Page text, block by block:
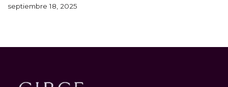
septiembre 18, 2025